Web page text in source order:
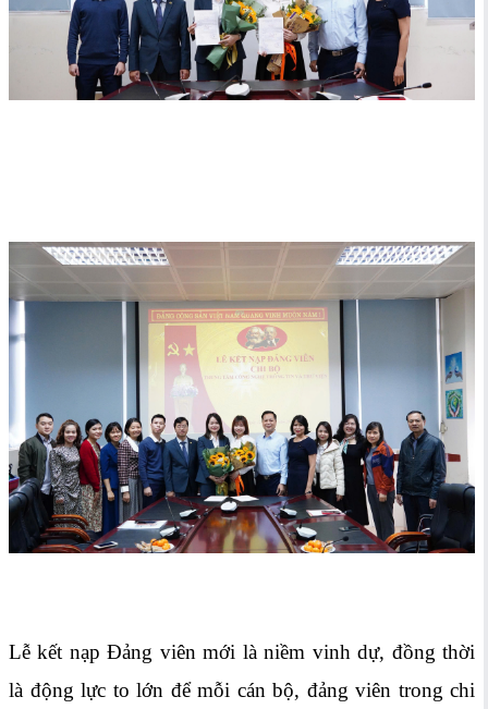
Lễ kết nạp Đảng viên mới là niềm vinh dự, đồng thời
là động lực to lớn để mỗi cán bộ, đảng viên trong chi